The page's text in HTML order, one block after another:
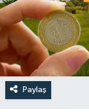
Paylaş